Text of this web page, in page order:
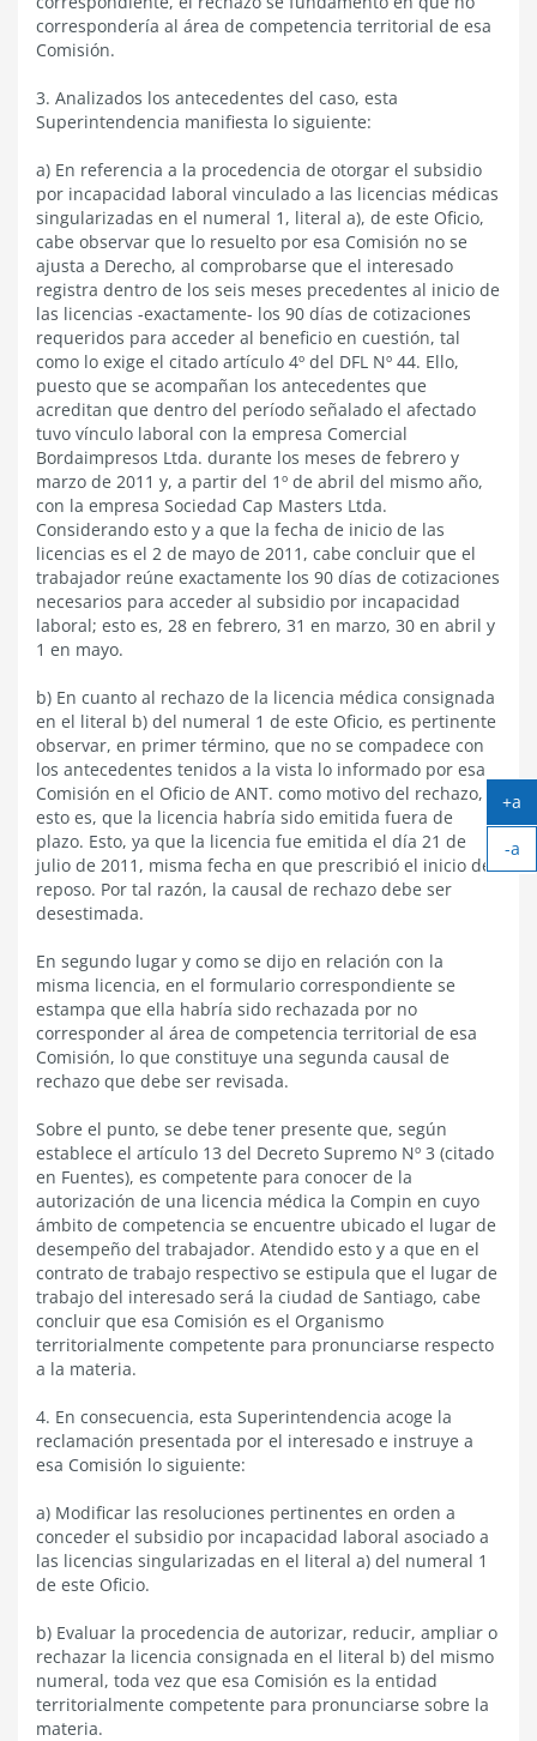
correspondería al área de competencia territorial de esa
Comisión.
3. Analizados los antecedentes del caso, esta
Superintendencia manifiesta lo siguiente:
a) En referencia a la procedencia de otorgar el subsidio
por incapacidad laboral vinculado a las licencias médicas
singularizadas en el numeral 1, literal a), de este Oficio,
cabe observar que lo resuelto por esa Comisión no se
ajusta a Derecho, al comprobarse que el interesado
registra dentro de los seis meses precedentes al inicio de
las licencias -exactamente- los 90 días de cotizaciones
requeridos para acceder al beneficio en cuestión, tal
como lo exige el citado artículo 4º del DFL Nº 44. Ello,
puesto que se acompañan los antecedentes que
acreditan que dentro del período señalado el afectado
tuvo vínculo laboral con la empresa Comercial
Bordaimpresos Ltda. durante los meses de febrero y
marzo de 2011 y, a partir del 1º de abril del mismo año,
con la empresa Sociedad Cap Masters Ltda.
Considerando esto y a que la fecha de inicio de las
licencias es el 2 de mayo de 2011, cabe concluir que el
trabajador reúne exactamente los 90 días de cotizaciones
necesarios para acceder al subsidio por incapacidad
laboral; esto es, 28 en febrero, 31 en marzo, 30 en abril y
1 en mayo.
b) En cuanto al rechazo de la licencia médica consignada
en el literal b) del numeral 1 de este Oficio, es pertinente
observar, en primer término, que no se compadece con
los antecedentes tenidos a la vista lo informado por esa
Comisión en el Oficio de ANT. como motivo del rechazo,
esto es, que la licencia habría sido emitida fuera de
plazo. Esto, ya que la licencia fue emitida el día 21 de
julio de 2011, misma fecha en que prescribió el inicio del
reposo. Por tal razón, la causal de rechazo debe ser
desestimada.
En segundo lugar y como se dijo en relación con la
misma licencia, en el formulario correspondiente se
estampa que ella habría sido rechazada por no
corresponder al área de competencia territorial de esa
Comisión, lo que constituye una segunda causal de
rechazo que debe ser revisada.
Sobre el punto, se debe tener presente que, según
establece el artículo 13 del Decreto Supremo Nº 3 (citado
en Fuentes), es competente para conocer de la
autorización de una licencia médica la Compin en cuyo
ámbito de competencia se encuentre ubicado el lugar de
desempeño del trabajador. Atendido esto y a que en el
contrato de trabajo respectivo se estipula que el lugar de
trabajo del interesado será la ciudad de Santiago, cabe
concluir que esa Comisión es el Organismo
territorialmente competente para pronunciarse respecto
a la materia.
4. En consecuencia, esta Superintendencia acoge la
reclamación presentada por el interesado e instruye a
esa Comisión lo siguiente:
a) Modificar las resoluciones pertinentes en orden a
conceder el subsidio por incapacidad laboral asociado a
las licencias singularizadas en el literal a) del numeral 1
de este Oficio.
b) Evaluar la procedencia de autorizar, reducir, ampliar o
rechazar la licencia consignada en el literal b) del mismo
numeral, toda vez que esa Comisión es la entidad
territorialmente competente para pronunciarse sobre la
materia.
+a
-a